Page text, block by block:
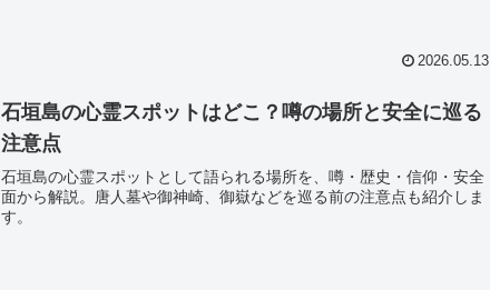
2026.05.13
石垣島の心霊スポットはどこ？噂の場所と安全に巡る
注意点
石垣島の心霊スポットとして語られる場所を、噂・歴史・信仰・安全
面から解説。唐人墓や御神崎、御嶽などを巡る前の注意点も紹介しま
す。